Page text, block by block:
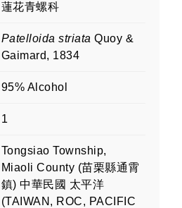
蓮花青螺科
Patelloida striata Quoy &
Gaimard, 1834
95% Alcohol
1
Tongsiao Township,
Miaoli County (苗栗縣通霄
鎮) 中華民國 太平洋
(TAIWAN, ROC, PACIFIC